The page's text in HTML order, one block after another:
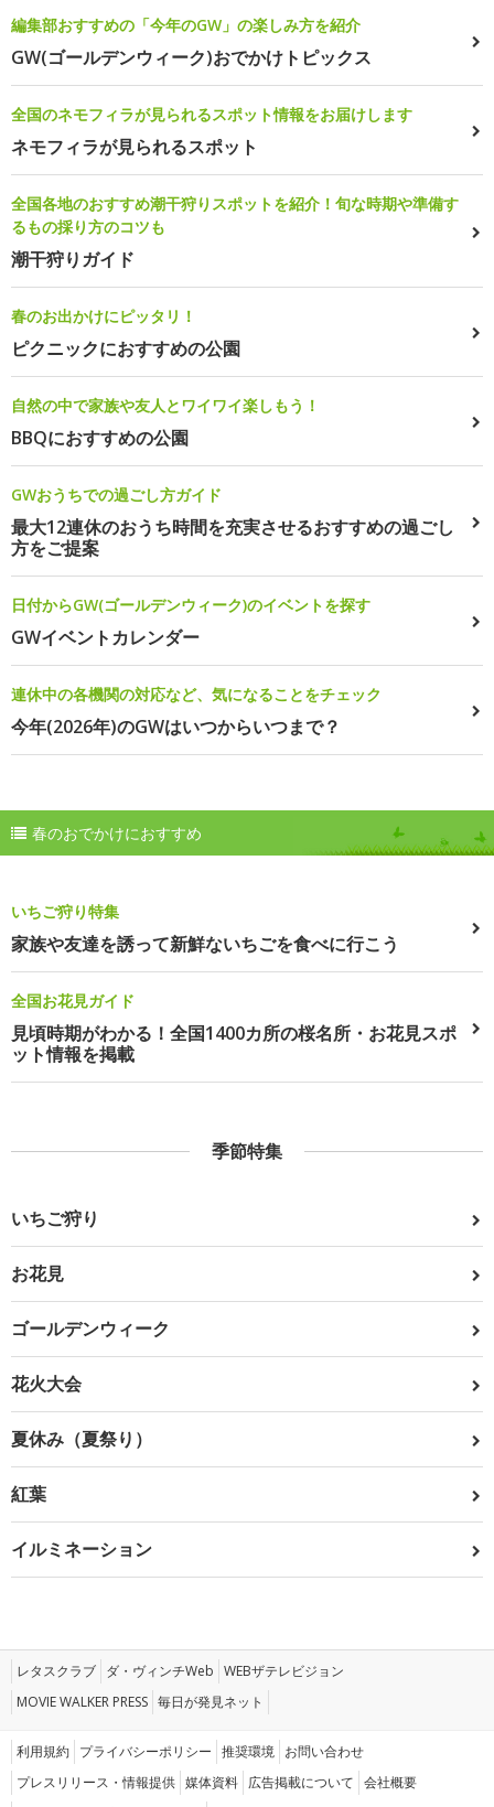
編集部おすすめの「今年のGW」の楽しみ方を紹介
GW(ゴールデンウィーク)おでかけトピックス
全国のネモフィラが見られるスポット情報をお届けします
ネモフィラが見られるスポット
全国各地のおすすめ潮干狩りスポットを紹介！旬な時期や準備す
るもの採り方のコツも
潮干狩りガイド
春のお出かけにピッタリ！
ピクニックにおすすめの公園
自然の中で家族や友人とワイワイ楽しもう！
BBQにおすすめの公園
GWおうちでの過ごし方ガイド
最大12連休のおうち時間を充実させるおすすめの過ごし
方をご提案
日付からGW(ゴールデンウィーク)のイベントを探す
GWイベントカレンダー
連休中の各機関の対応など、気になることをチェック
今年(2026年)のGWはいつからいつまで？
春のおでかけにおすすめ
いちご狩り特集
家族や友達を誘って新鮮ないちごを食べに行こう
全国お花見ガイド
見頃時期がわかる！全国1400カ所の桜名所・お花見スポ
ット情報を掲載
季節特集
いちご狩り
お花見
ゴールデンウィーク
花火大会
夏休み（夏祭り）
紅葉
イルミネーション
レタスクラブ ダ・ヴィンチWeb WEBザテレビジョン
MOVIE WALKER PRESS 毎日が発見ネット
利用規約 プライバシーポリシー 推奨環境 お問い合わせ
プレスリリース・情報提供 媒体資料 広告掲載について 会社概要